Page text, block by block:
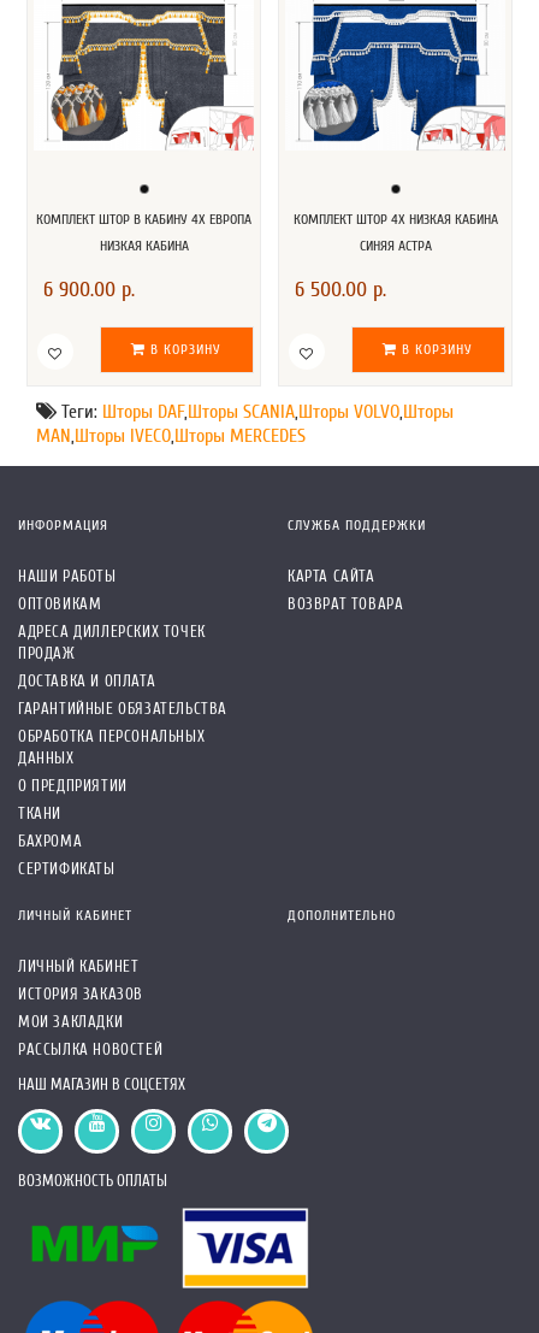
КОМПЛЕКТ ШТОР В КАБИНУ 4X ЕВРОПА
НИЗКАЯ КАБИНА
6 900.00 р.
В КОРЗИНУ
КОМПЛЕКТ ШТОР 4Х НИЗКАЯ КАБИНА
СИНЯЯ АСТРА
6 500.00 р.
В КОРЗИНУ
Теги: Шторы DAF,Шторы SCANIA,Шторы VOLVO,Шторы
MAN,Шторы IVECO,Шторы MERCEDES
ИНФОРМАЦИЯ
НАШИ РАБОТЫ
ОПТОВИКАМ
АДРЕСА ДИЛЛЕРСКИХ ТОЧЕК
ПРОДАЖ
ДОСТАВКА И ОПЛАТА
ГАРАНТИЙНЫЕ ОБЯЗАТЕЛЬСТВА
ОБРАБОТКА ПЕРСОНАЛЬНЫХ
ДАННЫХ
О ПРЕДПРИЯТИИ
ТКАНИ
БАХРОМА
СЕРТИФИКАТЫ
СЛУЖБА ПОДДЕРЖКИ
КАРТА САЙТА
ВОЗВРАТ ТОВАРА
ЛИЧНЫЙ КАБИНЕТ
ЛИЧНЫЙ КАБИНЕТ
ИСТОРИЯ ЗАКАЗОВ
МОИ ЗАКЛАДКИ
РАССЫЛКА НОВОСТЕЙ
ДОПОЛНИТЕЛЬНО
НАШ МАГАЗИН В СОЦСЕТЯХ
ВОЗМОЖНОСТЬ ОПЛАТЫ